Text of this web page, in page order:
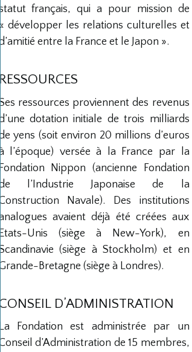
statut français, qui a pour mission de
« développer les relations culturelles et
d’amitié entre la France et le Japon ».
RESSOURCES
Ses ressources proviennent des revenus
d’une dotation initiale de trois milliards
de yens (soit environ 20 millions d’euros
à l’époque) versée à la France par la
Fondation Nippon (ancienne Fondation
de l’Industrie Japonaise de la
Construction Navale). Des institutions
analogues avaient déjà été créées aux
Etats-Unis (siège à New-York), en
Scandinavie (siège à Stockholm) et en
Grande-Bretagne (siège à Londres).
CONSEIL D’ADMINISTRATION
La Fondation est administrée par un
Conseil d’Administration de 15 membres,